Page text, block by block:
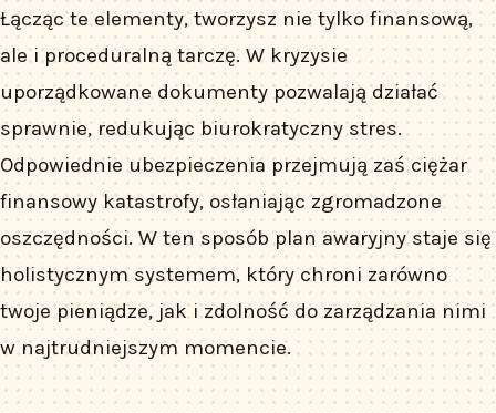
Łącząc te elementy, tworzysz nie tylko finansową,
ale i proceduralną tarczę. W kryzysie
uporządkowane dokumenty pozwalają działać
sprawnie, redukując biurokratyczny stres.
Odpowiednie ubezpieczenia przejmują zaś ciężar
finansowy katastrofy, osłaniając zgromadzone
oszczędności. W ten sposób plan awaryjny staje się
holistycznym systemem, który chroni zarówno
twoje pieniądze, jak i zdolność do zarządzania nimi
w najtrudniejszym momencie.